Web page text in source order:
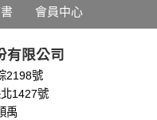
呈現，除供內部研究
文字，但不涉及特定個
定，本網站絕不會將您
目的以外之其他用途。
關產品、服務、活動或
料，本網站也可以從商
會員中心
有限公司
2198號
1427號
禹